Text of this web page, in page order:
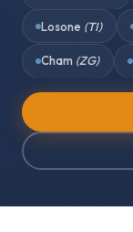
Losone (TI)
Cham (ZG)